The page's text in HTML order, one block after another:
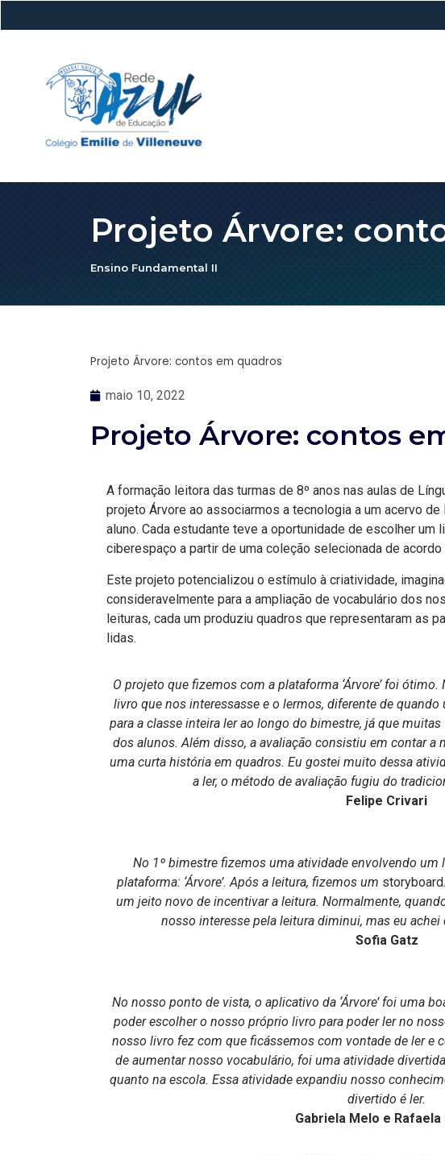
Projeto Árvore:
Ensino Fundamental II
Projeto Árvore: contos em quadros
maio 10, 2022
Projeto Árvore: contos
A formação leitora das turmas de 8º anos nas aulas de
projeto Árvore ao associarmos a tecnologia a um acervo
aluno. Cada estudante teve a oportunidade de escolher um
ciberespaço a partir de uma coleção selecionada de acordo
Este projeto potencializou o estímulo à criatividade,
consideravelmente para a ampliação de vocabulário dos
leituras, cada um produziu quadros que representaram as
lidas.
O projeto que fizemos com a plataforma ‘Árvore’ foi
livro que nos interessasse e o lermos, diferente de
para a classe inteira ler ao longo do bimestre, já que
dos alunos. Além disso, a avaliação consistiu em contar a
uma curta história em quadros. Eu gostei muito dessa
a ler, o método de avaliação fugiu do
Felipe Crivari
No 1º bimestre fizemos uma atividade envolvendo
plataforma: ‘Árvore’. Após a leitura, fizemos um storyboard
um jeito novo de incentivar a leitura. Normalmente,
nosso interesse pela leitura diminui, mas eu
Sofia Gatz
No nosso ponto de vista, o aplicativo da ‘Árvore’ foi uma
poder escolher o nosso próprio livro para poder ler no
nosso livro fez com que ficássemos com vontade de ler e
de aumentar nosso vocabulário, foi uma atividade
quanto na escola. Essa atividade expandiu nosso
divertido é ler.
Gabriela Melo e Rafaela